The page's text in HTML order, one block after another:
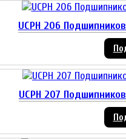
UCPH 206
UCPH 207